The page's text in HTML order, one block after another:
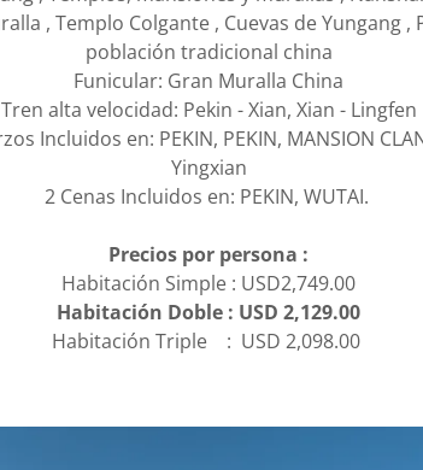
, Templo Colgante , Cuevas de Yungang ,
población tradicional china
Funicular: Gran Muralla China
Tren alta velocidad: Pekin - Xian, Xian - Lingfen
Incluidos en: PEKIN, PEKIN, MANSION
Yingxian
2 Cenas Incluidos en: PEKIN, WUTAI.
Precios por persona :
Habitación Simple : USD2,749.00
Habitación Doble : USD 2,129.00
Habitación Triple : USD 2,098.00